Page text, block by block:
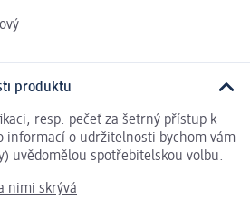
produktu
resp. pečeť za šetrný přístup k
informací o udržitelnosti bychom vám
uvědomělou spotřebitelskou volbu.
nimi skrývá